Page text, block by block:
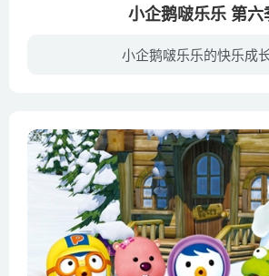
小企鹅啵乐乐 第六
小企鹅啵乐乐的快乐成